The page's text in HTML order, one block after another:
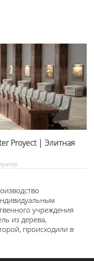
Proyect | Элитная
учреждения
из дерева,
происходили в